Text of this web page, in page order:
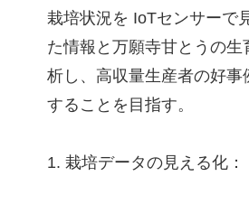
栽培状況を IoTセンサーで
た情報と万願寺甘とうの生
析し、高収量生産者の好
することを目指す。
1. 栽培データの見える化：